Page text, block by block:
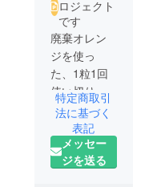
ロジェクト
です
廃棄オレン
ジを使っ
た、1粒1回
使い切りの
ミニオレン
ジ石けんを
作るプロ
ジェクトを
特定商取引
法に基づく
表記
メッセー
ジを送る